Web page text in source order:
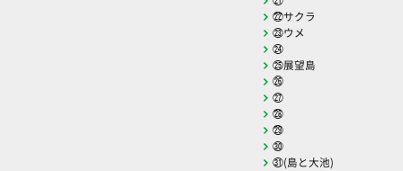
㉒サクラ
㉓ウメ
㉔
㉕展望島
㉖
㉗
㉘
㉙
㉚
㉛(島と大池)